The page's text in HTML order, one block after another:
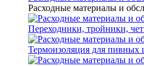
Расходные материалы и
Переходники, тройники,
Термоизоляция для пивных